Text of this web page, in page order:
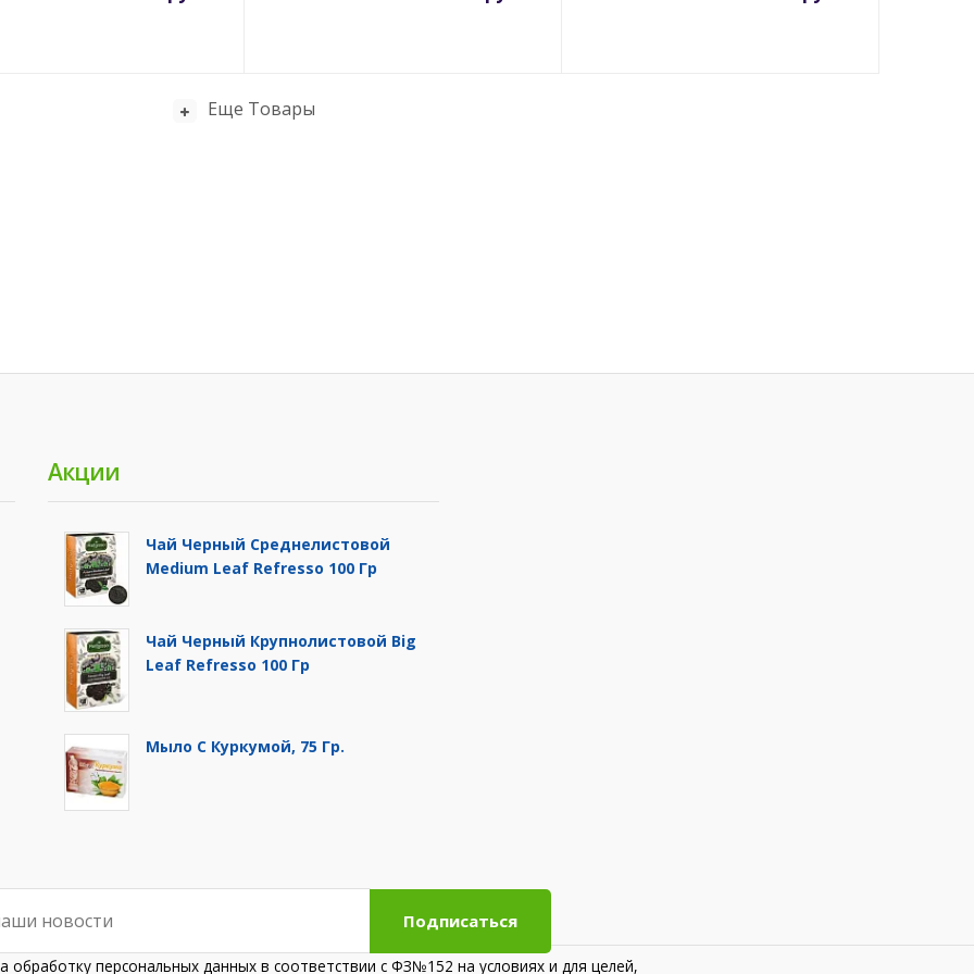
Еще Товары
Акции
Чай Черный Среднелистовой
Medium Leaf Refresso 100 Гр
Чай Черный Крупнолистовой Big
Leaf Refresso 100 Гр
Мыло С Куркумой, 75 Гр.
Подписаться
обработку персональных данных в соответствии с ФЗ№152 на условиях и для целей,